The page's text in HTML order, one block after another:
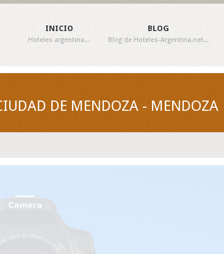
INICIO
Hoteles argentina...
BLOG
Blog de Hoteles-Argentina.net...
DE MENDOZA - MENDOZA